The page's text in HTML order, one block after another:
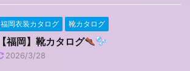
福岡衣装カタログ 靴カタログ
【福岡】靴カタログ
2026/3/28